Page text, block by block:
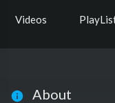
Videos
About